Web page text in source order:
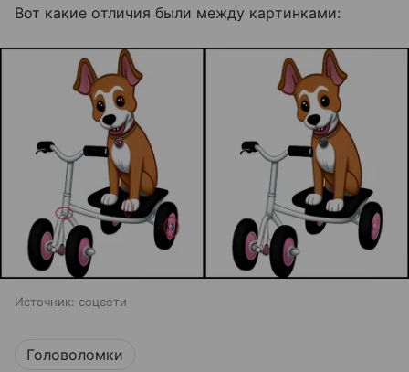
Вот какие отличия были между картинками:
Источник: соцсети
Головоломки